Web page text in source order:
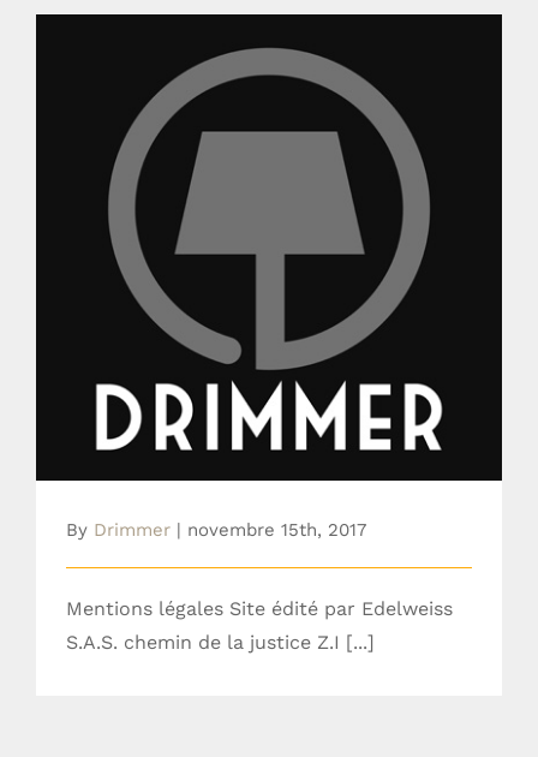
Mentions légales Drimmer
By Drimmer | novembre 15th, 2017
Mentions légales Site édité par Edelweiss
S.A.S. chemin de la justice Z.I [...]